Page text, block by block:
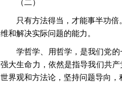
（二）
只有方法得当，才能事半功
维和解决实际问题的能力。
学哲学、用哲学，是我们党
强大生命力，依然是指导我们共
世界观和方法论，坚持问题导向，